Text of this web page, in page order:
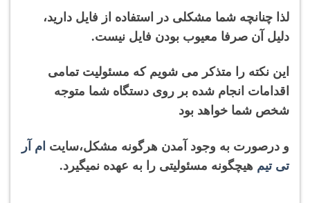
لذا چنانچه شما مشکلی در استفاده از فایل دارید،
دلیل آن صرفا معیوب بودن فایل نیست.
این نکته را متذکر می شویم که مسئولیت تمامی
اقدامات انجام شده بر روی دستگاه شما متوجه
شخص شما خواهد بود
و درصورت به وجود آمدن هرگونه مشکل،سایت ام آر
تی تیم هیچگونه مسئولیتی را به عهده نمیگیرد.